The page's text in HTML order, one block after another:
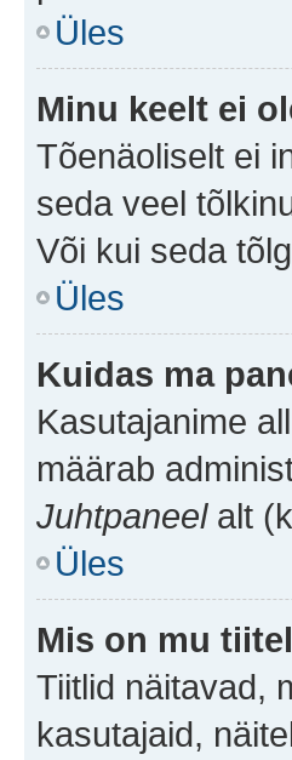
Üles
Minu keelt ei
Tõenäoliselt ei
seda veel
Või kui seda
Üles
Kuidas ma
Kasutajanime
määrab
Juhtpaneelalt
Üles
Mis on mu
Tiitlid näitavad,
kasutajaid,